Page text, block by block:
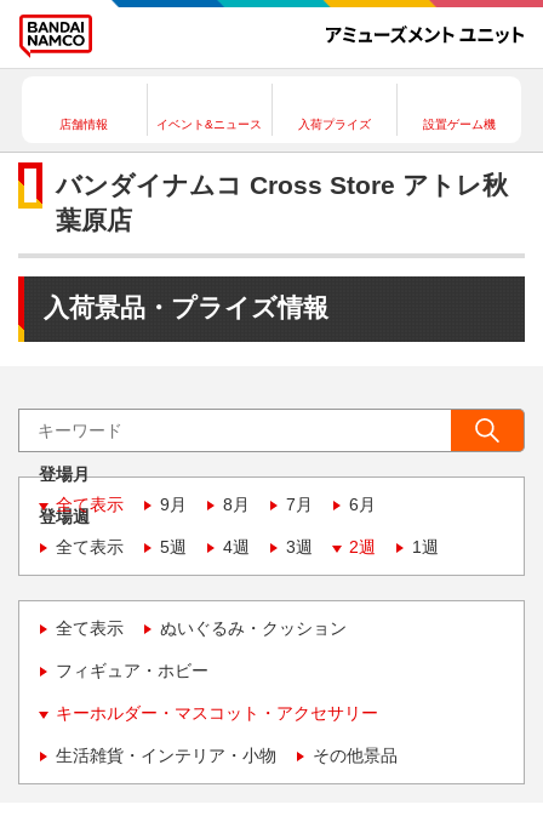
店舗情報 イベント&ニュース 入荷プライズ 設置ゲーム機
バンダイナムコ Cross Store アトレ秋
葉原店
入荷景品・プライズ情報
登場月
全て表示
9月 8月 7月 6月
登場週
全て表示
5週 4週 3週 2週 1週
全て表示 ぬいぐるみ・クッション
フィギュア・ホビー
キーホルダー・マスコット・アクセサリー
生活雑貨・インテリア・小物 その他景品